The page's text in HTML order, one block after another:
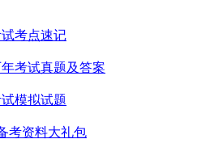
考点速记
考试真题及答案
模拟试题
考资料大礼包